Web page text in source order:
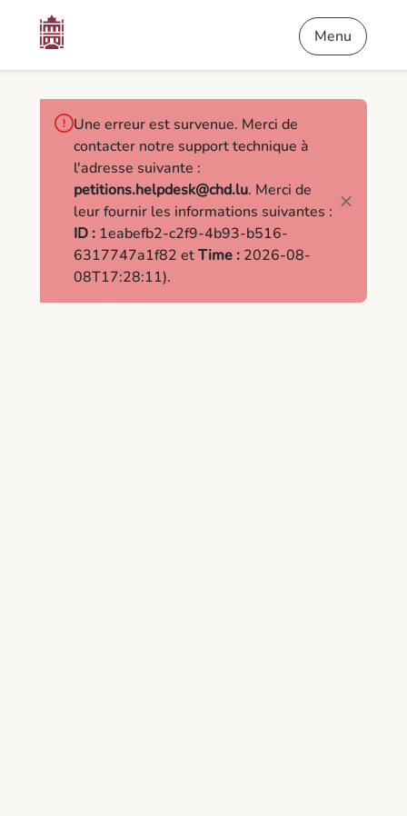
Pétitions
Menu
Une erreur est survenue. Merci de
contacter notre support technique à
l'adresse suivante :
petitions.helpdesk@chd.lu. Merci de
leur fournir les informations suivantes :
ID : 1eabefb2-c2f9-4b93-b516-
6317747a1f82 etTime : 2026-08-
08T17:28:11).